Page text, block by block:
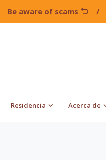
Be aware of scams /
Residencia Acerca de